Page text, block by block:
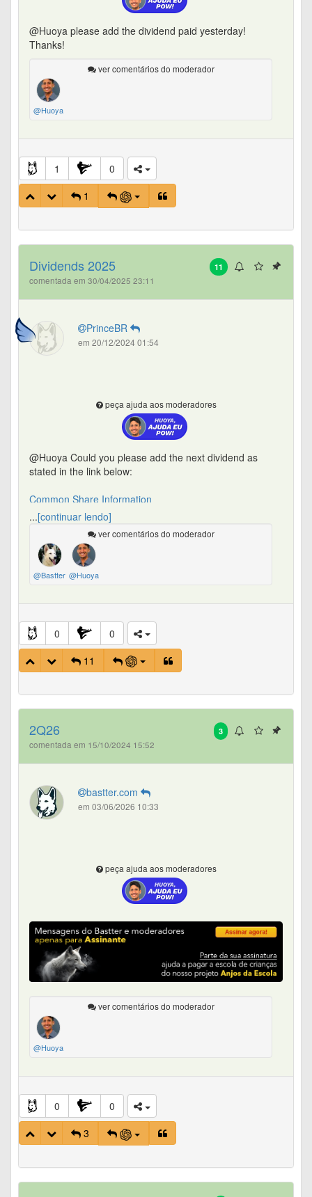
@Huoya please add the dividend paid yesterday!
Thanks!
ver comentários do moderador
@Huoya
1
0
1
11
Dividends 2025
comentada em 30/04/2025 23:11
PrinceBR
em 20/12/2024 01:54
peça ajuda aos moderadores
@Huoya Could you please add the next dividend as
stated in the link below:
Common Share Information
Thanks.
...[continuar lendo]
ver comentários do moderador
@Bastter @Huoya
0
0
11
3
2Q26
comentada em 15/10/2024 15:52
bastter.com
em 03/06/2026 10:33
peça ajuda aos moderadores
ver comentários do moderador
@Huoya
0
0
3